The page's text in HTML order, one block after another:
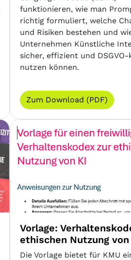
funktionieren, wie man
richtig formuliert, welche
und Risiken bestehen und
Unternehmen Künstliche
sicher, effizient und
nutzen können.
Zum Download (PDF)
Vorlage:
ethischen Nutzung von
Die Vorlage bietet für KMU